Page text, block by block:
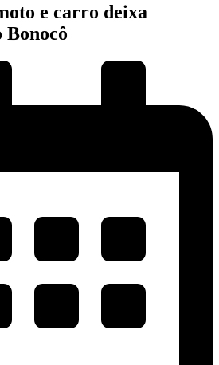
e carro deixa